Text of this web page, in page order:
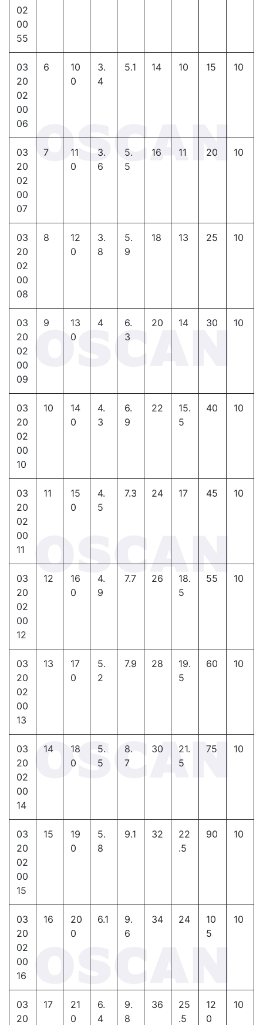
02
00
55
03
20
02
00
06
6
10
0
3.
4
5.1 14 10 15 10
03
20
02
00
07
7
11
0
3.
6
5.
5
16 11 20 10
03
20
02
00
08
8
12
0
3.
8
5.
9
18 13 25 10
03
20
02
00
09
9
13
0
4
6.
3
20 14 30 10
03
20
02
00
10
10
14
0
4.
3
6.
9
22
15.
5
40 10
03
20
02
00
11
11
15
0
4.
5
7.3 24 17 45 10
03
20
02
00
12
12
16
0
4.
9
7.7 26
18.
5
55 10
03
20
02
00
13
13
17
0
5.
2
7.9 28
19.
5
60 10
03
20
02
00
14
14
18
0
5.
5
8.
7
30
21.
5
75 10
03
20
02
00
15
15
19
0
5.
8
9.1 32
22
.5
90 10
03
20
02
00
16
16
20
0
6.1
9.
6
34 24
10
5
10
03
20
17
21
0
6.
4
9.
8
36
25
.5
12
0
10